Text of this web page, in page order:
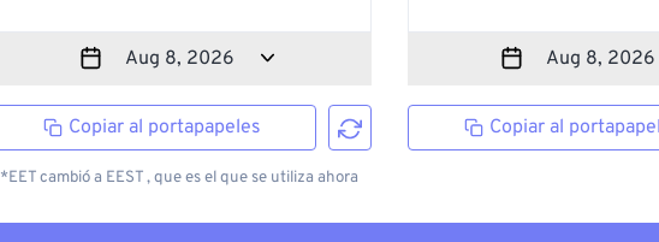
Copiar al portapapeles
*EET cambió a EEST , que es el que se utiliza ahora
Copiar al